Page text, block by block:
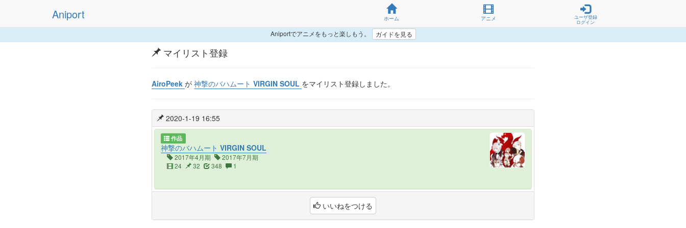
Aniport ホーム アニメ
ユーザ登録
ログイン
Aniportでアニメをもっと楽しもう。 ガイドを見る
マイリスト登録
AiroPeek が 神撃のバハムート VIRGIN SOUL をマイリスト登録しました。
2020-1-19 16:55
作品
神撃のバハムート VIRGIN SOUL
2017年4月期
2017年7月期
24
32 348 1
いいねをつける